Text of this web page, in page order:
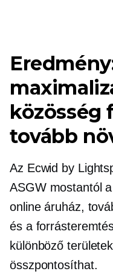
közösség
tovább
Az Ecwid by
ASGW mostantól a
online áruház,
és a
különböző
összpontosíthat.